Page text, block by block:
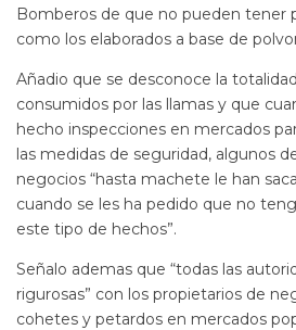
Bomberos de que no pueden tener
como los elaborados a base de
Añadio que se desconoce la
consumidos por las llamas y que
hecho inspecciones en mercados
las medidas de seguridad, algunos
negocios “hasta machete le han
cuando se les ha pedido que no
este tipo de hechos”.
Señalo ademas que “todas las
rigurosas” con los propietarios de
cohetes y petardos en mercados